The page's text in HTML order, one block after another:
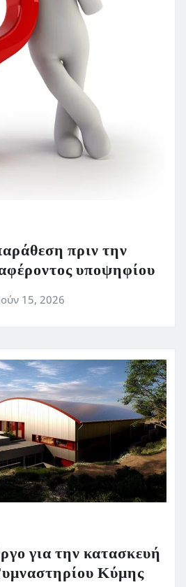
πριν την
υποψηφίου
15, 2026
για την κατασκευή
Κύμης